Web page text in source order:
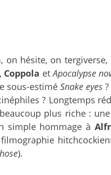
, on hésite, on tergiverse,
, Coppola etApocalypse
sous-estiméSnake eyes
? Longtemps
plus riche :
simple hommage à
).